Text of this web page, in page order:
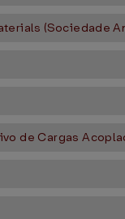
(Sociedade
de Cargas